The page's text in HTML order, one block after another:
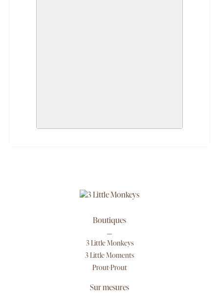
Boutiques
3 Little Monkeys
3 Little Moments
Prout-Prout
Sur mesures